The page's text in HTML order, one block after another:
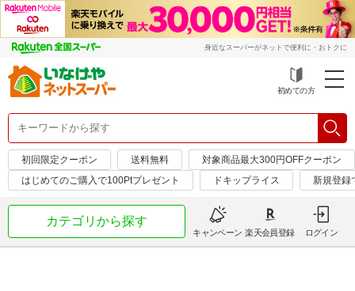
身近なスーパーがネットで便利に・おトクに
初めての方
初回限定クーポン 送料無料
対象商品最大300円OFFクーポン
はじめてのご購入で100Ptプレゼント
ドキップライス 新規登録
カテゴリから探す
キャンペーン 楽天会員登録 ログイン